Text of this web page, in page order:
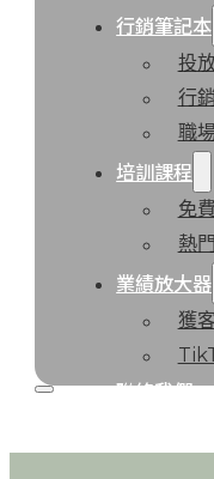
行銷筆記本
投
行
職
培訓課程
免
熱
業績放大器
獲
聯絡我們